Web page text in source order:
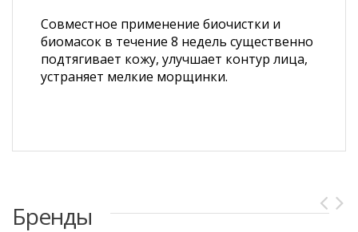
Совместное применение биочистки и
биомасок в течение 8 недель существенно
подтягивает кожу, улучшает контур лица,
устраняет мелкие морщинки.
Бренды